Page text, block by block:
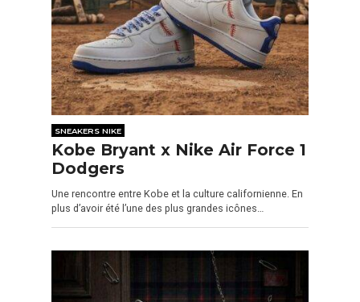
SNEAKERS NIKE
Kobe Bryant x Nike Air Force 1
Dodgers
Une rencontre entre Kobe et la culture californienne. En
plus d’avoir été l’une des plus grandes icônes…